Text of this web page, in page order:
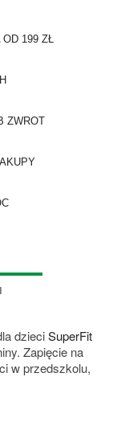
199 ZŁ
ZWROT
dzieciSuperFit
Zapięcie na
w przedszkolu,